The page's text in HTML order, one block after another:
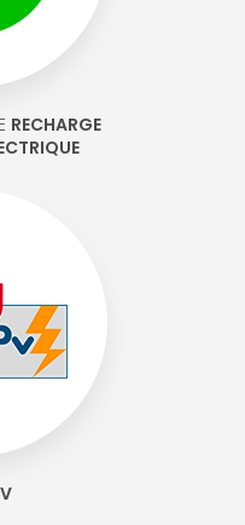
RECHARGE